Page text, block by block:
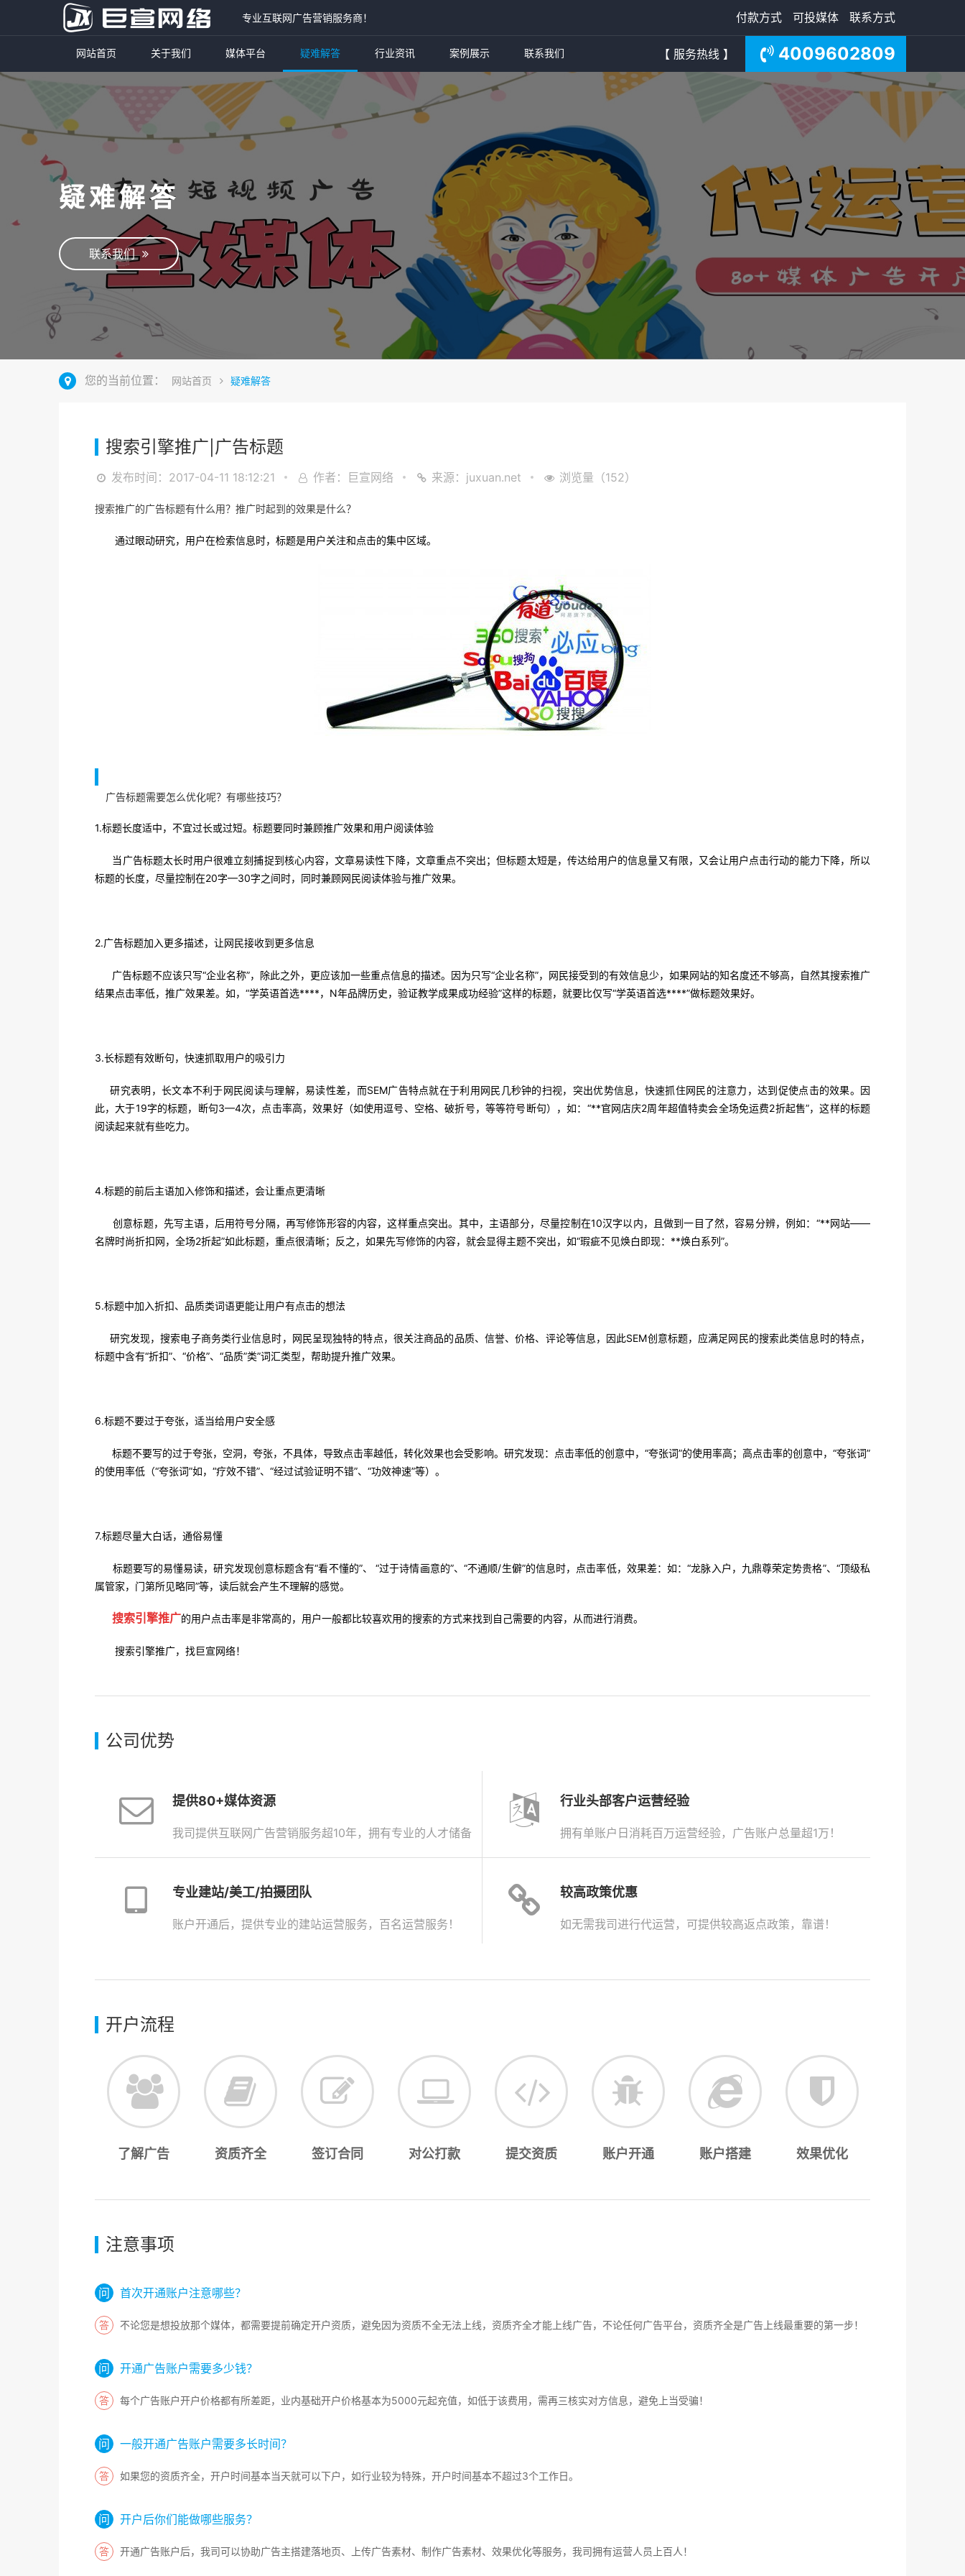
专业互联网广告营销服务商！ 付款方式 可投媒体 联系方式
网站首页 关于我们 媒体平台 疑难解答 行业资讯 案例展示 联系我们 【 服务热线 】 4009602809
疑难解答
联系我们
您的当前位置： 网站首页 疑难解答
搜索引擎推广|广告标题
发布时间：2017-04-11 18:12:21 作者：巨宣网络 来源：juxuan.net 浏览量（152）
搜索推广的广告标题有什么用？推广时起到的效果是什么？
通过眼动研究，用户在检索信息时，标题是用户关注和点击的集中区域。
广告标题需要怎么优化呢？有哪些技巧？
1.标题长度适中，不宜过长或过短。标题要同时兼顾推广效果和用户阅读体验
当广告标题太长时用户很难立刻捕捉到核心内容，文章易读性下降，文章重点不突出；但标题太短是，传达给用户的信息量又有限，又会让用户点击行动的能力下降，所以
标题的长度，尽量控制在20字—30字之间时，同时兼顾网民阅读体验与推广效果。
2.广告标题加入更多描述，让网民接收到更多信息
广告标题不应该只写“企业名称”，除此之外，更应该加一些重点信息的描述。因为只写“企业名称”，网民接受到的有效信息少，如果网站的知名度还不够高，自然其搜索推广
结果点击率低，推广效果差。如，“学英语首选****，N年品牌历史，验证教学成果成功经验”这样的标题，就要比仅写“学英语首选****”做标题效果好。
3.长标题有效断句，快速抓取用户的吸引力
研究表明，长文本不利于网民阅读与理解，易读性差，而SEM广告特点就在于利用网民几秒钟的扫视，突出优势信息，快速抓住网民的注意力，达到促使点击的效果。 因
此，大于19字的标题，断句3—4次，点击率高，效果好（如使用逗号、空格、破折号，等等符号断句），如：“**官网店庆2周年超值特卖会全场免运费2折起售”，这样的标题
阅读起来就有些吃力。
4.标题的前后主语加入修饰和描述，会让重点更清晰
创意标题，先写主语，后用符号分隔，再写修饰形容的内容，这样重点突出。其中，主语部分，尽量控制在10汉字以内，且做到一目了然，容易分辨，例如：“**网站——
名牌时尚折扣网，全场2折起”如此标题，重点很清晰；反之，如果先写修饰的内容，就会显得主题不突出，如“瑕疵不见焕白即现：**焕白系列”。
5.标题中加入折扣、品质类词语更能让用户有点击的想法
研究发现，搜索电子商务类行业信息时，网民呈现独特的特点，很关注商品的品质、信誉、价格、评论等信息，因此SEM创意标题，应满足网民的搜索此类信息时的特点，
标题中含有“折扣”、“价格”、“品质”类”词汇类型，帮助提升推广效果。
6.标题不要过于夸张，适当给用户安全感
标题不要写的过于夸张，空洞，夸张，不具体，导致点击率越低，转化效果也会受影响。研究发现：点击率低的创意中，“夸张词”的使用率高；高点击率的创意中，“夸张词”
的使用率低（“夸张词”如，“疗效不错”、“经过试验证明不错”、“功效神速”等）。
7.标题尽量大白话，通俗易懂
标题要写的易懂易读，研究发现创意标题含有“看不懂的”、 “过于诗情画意的”、“不通顺/生僻”的信息时，点击率低，效果差：如：“龙脉入户，九鼎尊荣定势贵格”、“顶级私
属管家，门第所见略同”等，读后就会产生不理解的感觉。
搜索引擎推广的用户点击率是非常高的，用户一般都比较喜欢用的搜索的方式来找到自己需要的内容，从而进行消费。
搜索引擎推广，找巨宣网络！
公司优势
提供80+媒体资源
我司提供互联网广告营销服务超10年，拥有专业的人才储备
行业头部客户运营经验
拥有单账户日消耗百万运营经验，广告账户总量超1万！
专业建站/美工/拍摄团队
账户开通后，提供专业的建站运营服务，百名运营服务！
较高政策优惠
如无需我司进行代运营，可提供较高返点政策，靠谱！
开户流程
了解广告 资质齐全 签订合同 对公打款 提交资质 账户开通 账户搭建 效果优化
注意事项
首次开通账户注意哪些？
不论您是想投放那个媒体，都需要提前确定开户资质，避免因为资质不全无法上线，资质齐全才能上线广告，不论任何广告平台，资质齐全是广告上线最重要的第一步！
开通广告账户需要多少钱？
每个广告账户开户价格都有所差距，业内基础开户价格基本为5000元起充值，如低于该费用，需再三核实对方信息，避免上当受骗！
一般开通广告账户需要多长时间？
如果您的资质齐全，开户时间基本当天就可以下户，如行业较为特殊，开户时间基本不超过3个工作日。
开户后你们能做哪些服务？
开通广告账户后，我司可以协助广告主搭建落地页、上传广告素材、制作广告素材、效果优化等服务，我司拥有运营人员上百人！